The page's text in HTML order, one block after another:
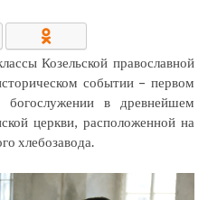
Козельской православной
событии – первом
богослужении в древнейшем
церкви, расположенной на
хлебозавода.